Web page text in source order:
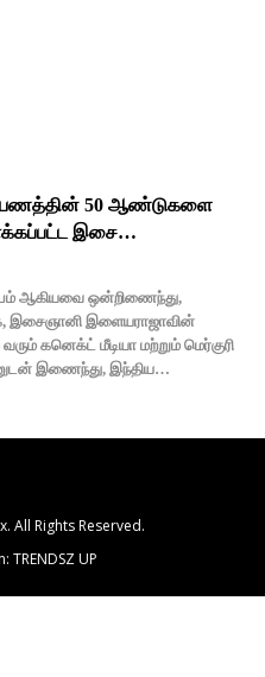
50 ஆண்டுகளை
இசை…
ஆகியவை ஒன்றிணைந்து,
இசைஞானி இளையராஜாவின்
கனெக்ட் மீடியா மற்றும் மெர்குரி
இணைந்து, இந்திய…
All Rights Reserved.
TRENDSZ UP